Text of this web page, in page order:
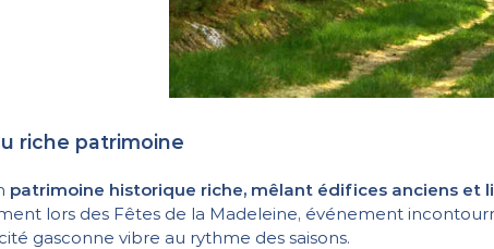
riche patrimoine
patrimoine historique riche, mêlant édifices anciens et
lors des Fêtes de la Madeleine, événement
gasconne vibre au rythme des saisons.